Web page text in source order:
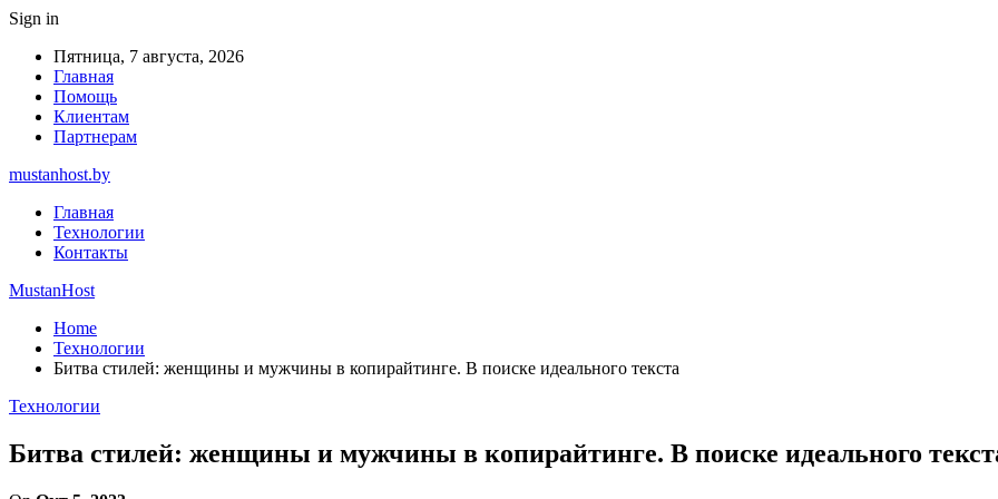
Sign in
Пятница, 7 августа, 2026
Главная
Помощь
Клиентам
Партнерам
mustanhost.by
Главная
Технологии
Контакты
MustanHost
Home
Технологии
Битва стилей: женщины и мужчины в копирайтинге. В поиске идеального текста
Технологии
Битва стилей: женщины и мужчины в копирайтинге. В поиске идеального